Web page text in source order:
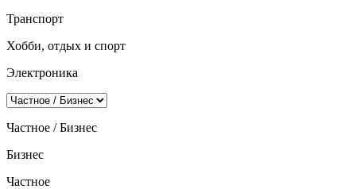
Транспорт
Хобби, отдых и спорт
Электроника
Частное / Бизнес
Бизнес
Частное